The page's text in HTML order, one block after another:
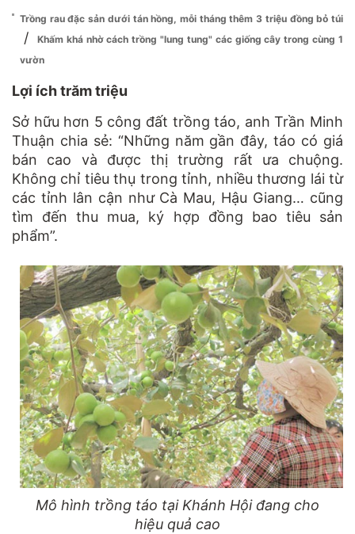
Trồng rau đặc sản dưới tán hồng, mỗi tháng thêm 3 triệu đồng bỏ túi
/
Khấm khá nhờ cách trồng "lung tung" các giống cây trong cùng 1
vườn
Lợi ích trăm triệu
Sở hữu hơn 5 công đất trồng táo, anh Trần Minh
Thuận chia sẻ: “Những năm gần đây, táo có giá
bán cao và được thị trường rất ưa chuộng.
Không chỉ tiêu thụ trong tỉnh, nhiều thương lái từ
các tỉnh lân cận như Cà Mau, Hậu Giang… cũng
tìm đến thu mua, ký hợp đồng bao tiêu sản
phẩm”.
Mô hình trồng táo tại Khánh Hội đang cho
hiệu quả cao